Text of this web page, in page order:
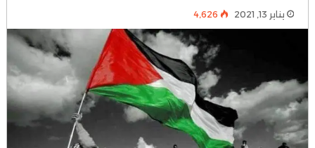
يناير 13, 2021 4٬626